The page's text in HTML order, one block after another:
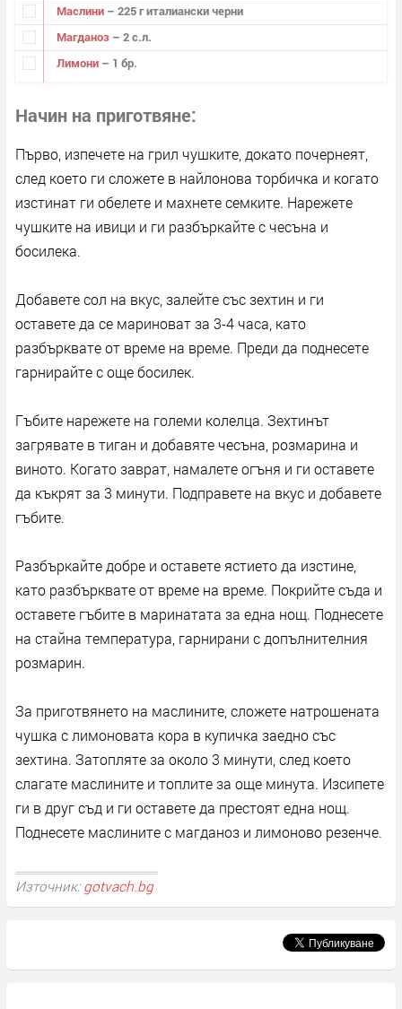
Маслини – 225 г италиански черни
Магданоз – 2 с.л.
Лимони – 1 бр.
Начин на приготвяне
Първо, изпечете на грил чушките, докато почернеят,
след което ги сложете в найлонова торбичка и когато
изстинат ги обелете и махнете семките. Нарежете
чушките на ивици и ги разбъркайте с чесъна и
босилека.
Добавете сол на вкус, залейте със зехтин и ги
оставете да се мариноват за 3-4 часа, като
разбърквате от време на време. Преди да поднесете
гарнирайте с още босилек.
Гъбите нарежете на големи колелца. Зехтинът
загрявате в тиган и добавяте чесъна, розмарина и
виното. Когато заврат, намалете огъня и ги оставете
да къкрят за 3 минути. Подправете на вкус и добавете
гъбите.
Разбъркайте добре и оставете ястието да изстине,
като разбърквате от време на време. Покрийте съда и
оставете гъбите в маринатата за една нощ. Поднесете
на стайна температура, гарнирани с допълнителния
розмарин.
За приготвянето на маслините, сложете натрошената
чушка с лимоновата кора в купичка заедно със
зехтина. Затопляте за около 3 минути, след което
слагате маслините и топлите за още минута. Изсипете
ги в друг съд и ги оставете да престоят една нощ.
Поднесете маслините с магданоз и лимоново резенче.
Източник: gotvach.bg